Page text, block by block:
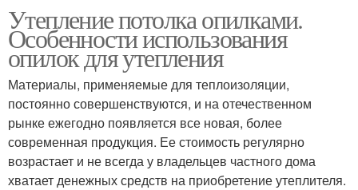
Утепление потолка опилками.
Особенности использования
опилок для утепления
Материалы, применяемые для теплоизоляции,
постоянно совершенствуются, и на отечественном
рынке ежегодно появляется все новая, более
современная продукция. Ее стоимость регулярно
возрастает и не всегда у владельцев частного дома
хватает денежных средств на приобретение утеплителя.